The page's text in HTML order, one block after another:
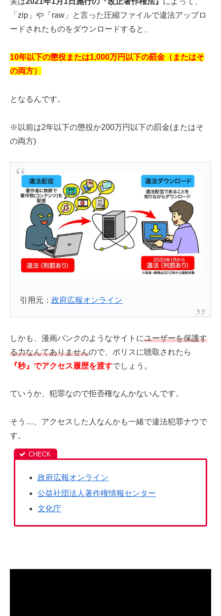
「zip」や「raw」と言った圧縮ファイルで違法アップロ
ードされたものをダウンロードすると、
10年以下の懲役または1,000万円以下の罰金（またはそ
の両方）
となるんです。
※以前は2年以下の懲役か200万円以下の罰金(またはそ
の両方)
引用元：政府広報オンライン
しかも、漫画バンクのようなサイトにユーザーを保護す
る力なんてありませんので、ポリスに聴取されたら
『秒』でアクセス履歴を渡すでしょう。
ていうか、犯罪なので拒否権なんかないんです。
そう…、アクセスした人なんかも一緒で違法犯罪ナウで
す。
政府広報オンライン
公益社団法人著作権情報センター
文化庁